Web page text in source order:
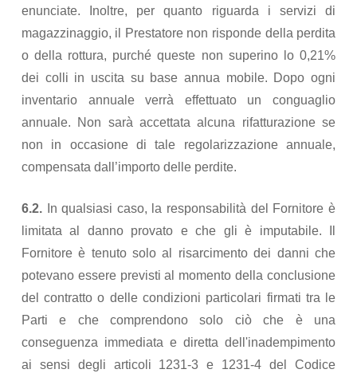
enunciate. Inoltre, per quanto riguarda i servizi di
magazzinaggio, il Prestatore non risponde della perdita
o della rottura, purché queste non superino lo 0,21%
dei colli in uscita su base annua mobile. Dopo ogni
inventario annuale verrà effettuato un conguaglio
annuale. Non sarà accettata alcuna rifatturazione se
non in occasione di tale regolarizzazione annuale,
compensata dall’importo delle perdite.
6.2.In qualsiasi caso, la responsabilità del Fornitore è
limitata al danno provato e che gli è imputabile. Il
Fornitore è tenuto solo al risarcimento dei danni che
potevano essere previsti al momento della conclusione
del contratto o delle condizioni particolari firmati tra le
Parti e che comprendono solo ciò che è una
conseguenza immediata e diretta dell'inadempimento
ai sensi degli articoli 1231-3 e 1231-4 del Codice